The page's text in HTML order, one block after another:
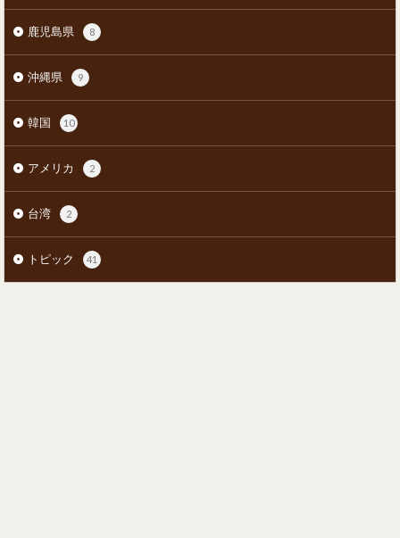
鹿児島県 8
沖縄県 9
韓国 10
アメリカ 2
台湾 2
トピック 41